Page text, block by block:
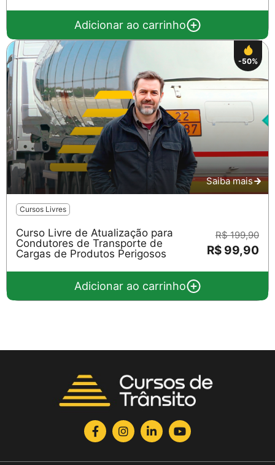
Adicionar ao carrinho
-50%
Saiba mais
Cursos Livres
Curso Livre de Atualização para
Condutores de Transporte de
Cargas de Produtos Perigosos
R$ 199,90
R$ 99,90
Adicionar ao carrinho